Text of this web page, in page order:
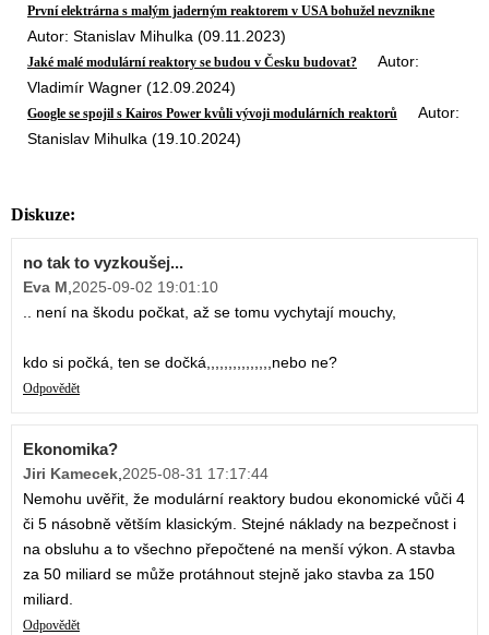
První elektrárna s malým jaderným reaktorem v USA bohužel nevznikne
Autor: Stanislav Mihulka (09.11.2023)
Jaké malé modulární reaktory se budou v Česku budovat? Autor:
Vladimír Wagner (12.09.2024)
Google se spojil s Kairos Power kvůli vývoji modulárních reaktorů
Autor:
Stanislav Mihulka (19.10.2024)
Diskuze:
no tak to vyzkoušej...
Eva M 2025-09-02 19:01:10
.. není na škodu počkat, až se tomu vychytají mouchy,
kdo si počká, ten se dočká,,,,,,,,,,,,,,,nebo ne?
Odpovědět
Ekonomika?
Jiri Kamecek 2025-08-31 17:17:44
Nemohu uvěřit, že modulární reaktory budou ekonomické vůči 4
či 5 násobně větším klasickým. Stejné náklady na bezpečnost i
na obsluhu a to všechno přepočtené na menší výkon. A stavba
za 50 miliard se může protáhnout stejně jako stavba za 150
miliard.
Odpovědět